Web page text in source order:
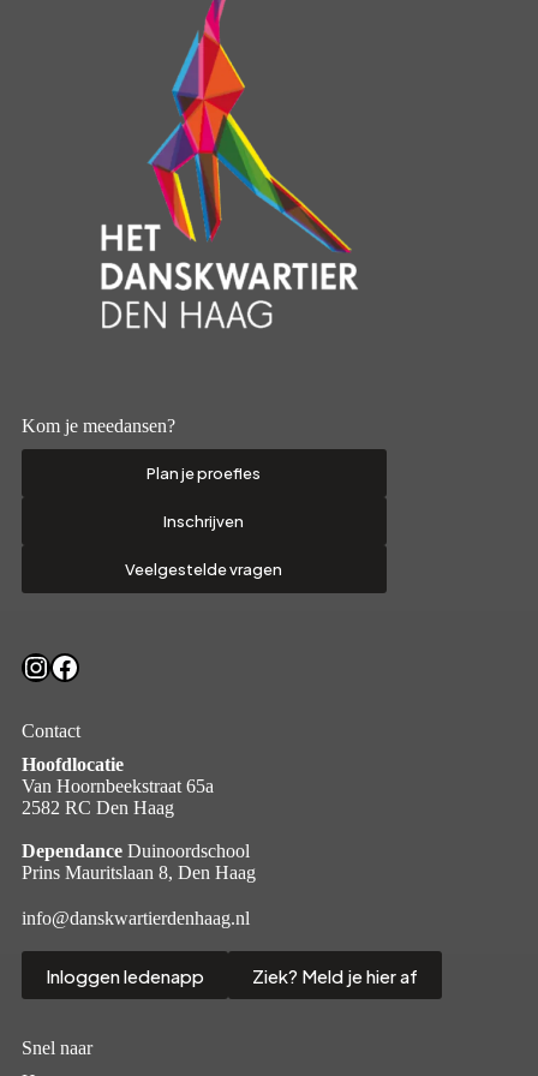
Kom je meedansen?
Plan je proefles
Inschrijven
Veelgestelde vragen
Instagram
Facebook
Contact
Hoofdlocatie
Van Hoornbeekstraat 65a
2582 RC Den Haag
Dependance Duinoordschool
Prins Mauritslaan 8, Den Haag
info@danskwartierdenhaag.nl
Inloggen ledenapp Ziek? Meld je hier af
Snel naar